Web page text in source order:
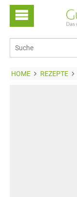
HOME REZEPTE